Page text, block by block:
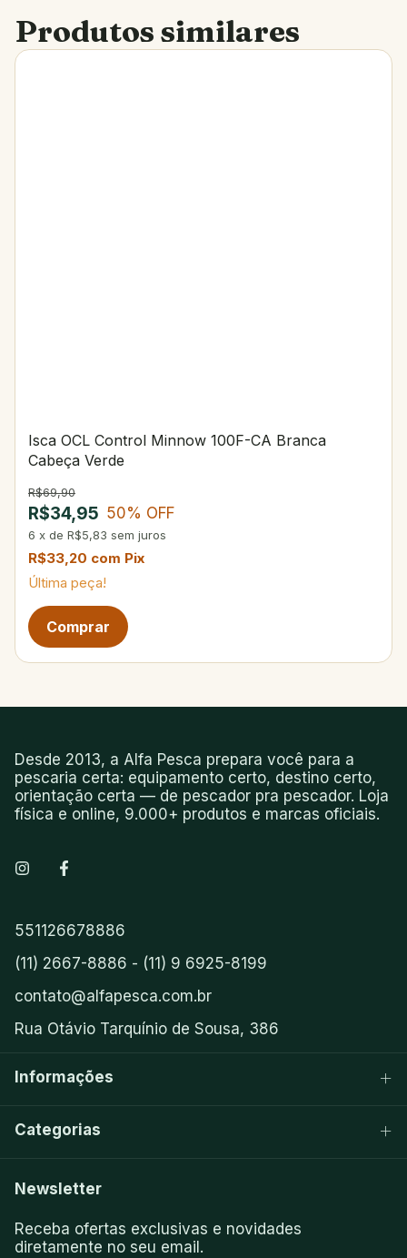
Produtos similares
Isca OCL Control Minnow 100F-CA Branca
Cabeça Verde
R$34,95
R$69,90
50% OFF
6 x de R$5,83 sem juros
R$33,20 com Pix
Última peça!
Desde 2013, a Alfa Pesca prepara você para a
pescaria certa: equipamento certo, destino certo,
orientação certa — de pescador pra pescador. Loja
física e online, 9.000+ produtos e marcas oficiais.
551126678886
(11) 2667-8886 - (11) 9 6925-8199
contato@alfapesca.com.br
Rua Otávio Tarquínio de Sousa, 386
Informações
Categorias
Newsletter
Receba ofertas exclusivas e novidades
diretamente no seu email.